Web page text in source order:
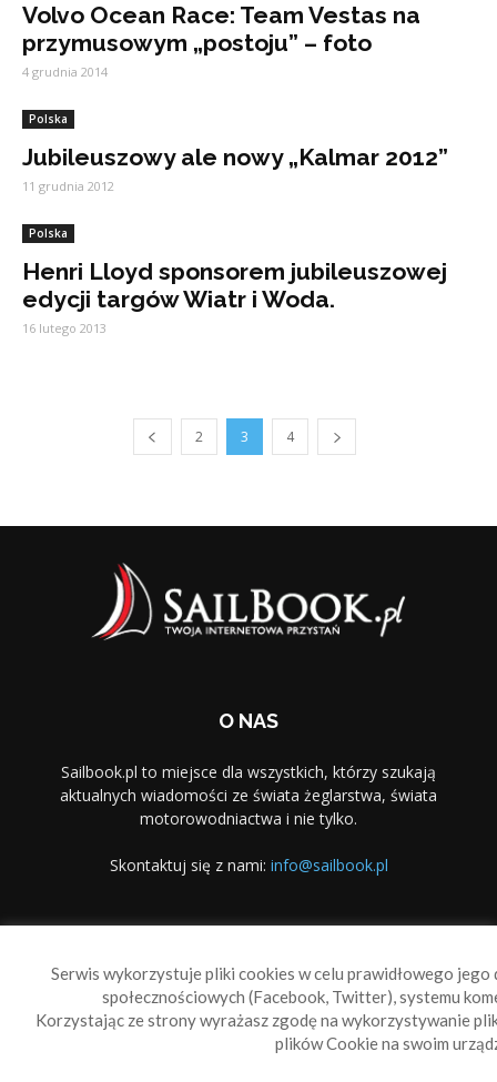
Volvo Ocean Race: Team Vestas na
przymusowym „postoju” – foto
4 grudnia 2014
Polska
Jubileuszowy ale nowy „Kalmar 2012”
11 grudnia 2012
Polska
Henri Lloyd sponsorem jubileuszowej
edycji targów Wiatr i Woda.
16 lutego 2013
2 3 4
O NAS
Sailbook.pl to miejsce dla wszystkich, którzy szukają
aktualnych wiadomości ze świata żeglarstwa, świata
motorowodniactwa i nie tylko.
Skontaktuj się z nami: info@sailbook.pl
Serwis wykorzystuje pliki cookies w celu prawidłowego
społecznościowych (Facebook, Twitter), systemu
Korzystając ze strony wyrażasz zgodę na wykorzystywanie
plików Cookie na swoim